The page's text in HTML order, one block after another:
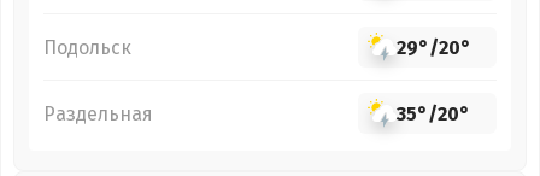
Подольск 29°/20°
Раздельная 35°/20°